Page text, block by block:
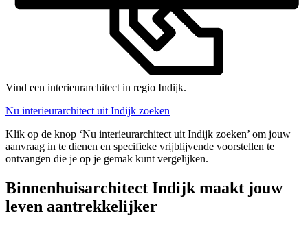
Vind een interieurarchitect in regio Indijk.
Nu interieurarchitect uit Indijk zoeken
Klik op de knop ‘Nu interieurarchitect uit Indijk zoeken’ om jouw
aanvraag in te dienen en specifieke vrijblijvende voorstellen te
ontvangen die je op je gemak kunt vergelijken.
Binnenhuisarchitect Indijk maakt jouw
leven aantrekkelijker